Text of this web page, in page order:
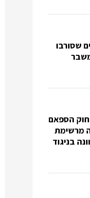
שסורבו
חוק הספאם
מרשימת
בניגוד